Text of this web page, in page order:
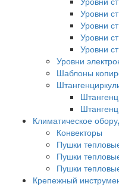
Уровни
Уровни
Уровни
Уровни
Уровни
Шаблоны
Климатическое
Конвекторы
Пушки
Пушки
Пушки
Крепежный